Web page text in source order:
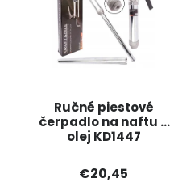
Ručné piestové
čerpadlo na naftu a
olej KD1447
€20,45